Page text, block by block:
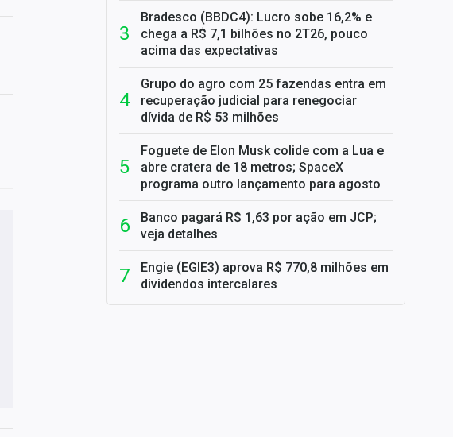
Bradesco (BBDC4): Lucro sobe 16,2% e
chega a R$ 7,1 bilhões no 2T26, pouco
acima das expectativas
Grupo do agro com 25 fazendas entra em
recuperação judicial para renegociar
dívida de R$ 53 milhões
Foguete de Elon Musk colide com a Lua e
abre cratera de 18 metros; SpaceX
programa outro lançamento para agosto
Banco pagará R$ 1,63 por ação em JCP;
veja detalhes
Engie (EGIE3) aprova R$ 770,8 milhões em
dividendos intercalares